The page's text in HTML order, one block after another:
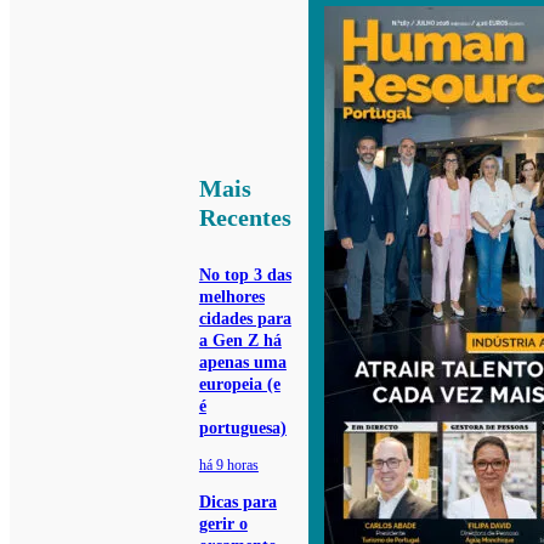
Mais
Recentes
No top 3 das
melhores
cidades para
a Gen Z há
apenas uma
europeia (e
é
portuguesa)
há 9 horas
Dicas para
gerir o